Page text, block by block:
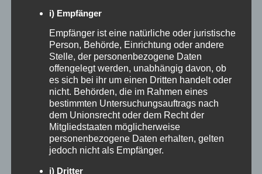
der Vergütung sind Übernachtung,
Verpflegung, Begleitperson und Reisekosten
gängige Bausteine, ergänzt um ein Honorar,
sobald Umfang und Nutzungsrechte über
einen einfachen Barter-Deal hinausgehen.
Influencer Marketing im
Tourismus messen: Vom
i) Empfänger
Empfänger ist eine natürliche oder juristische
Person, Behörde, Einrichtung oder andere
Stelle, der personenbezogene Daten
offengelegt werden, unabhängig davon, ob
es sich bei ihr um einen Dritten handelt oder
nicht. Behörden, die im Rahmen eines
bestimmten Untersuchungsauftrags nach
dem Unionsrecht oder dem Recht der
Mitgliedstaaten möglicherweise
personenbezogene Daten erhalten, gelten
jedoch nicht als Empfänger.
j) Dritter